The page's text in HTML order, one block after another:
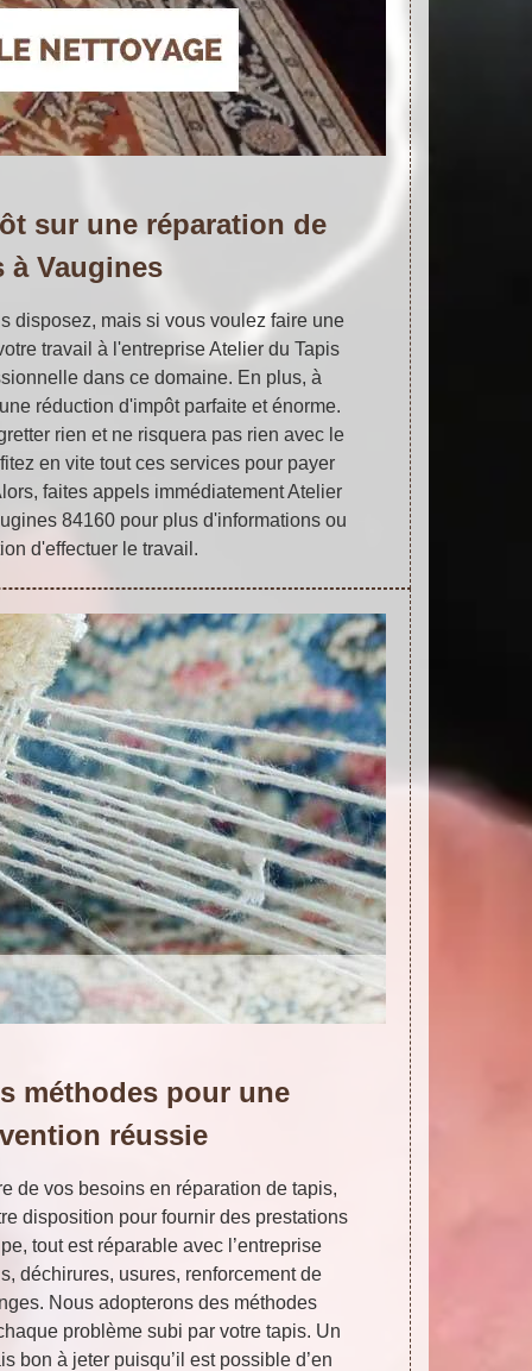
sur une réparation de
à Vaugines
disposez, mais si vous voulez faire une
travail à l'entreprise Atelier du Tapis
dans ce domaine. En plus, à
réduction d'impôt parfaite et énorme.
rien et ne risquera pas rien avec le
en vite tout ces services pour payer
faites appels immédiatement Atelier
84160 pour plus d'informations ou
d'effectuer le travail.
méthodes pour une
réussie
de vos besoins en réparation de tapis,
disposition pour fournir des prestations
tout est réparable avec l’entreprise
déchirures, usures, renforcement de
Nous adopterons des méthodes
problème subi par votre tapis. Un
bon à jeter puisqu’il est possible d’en